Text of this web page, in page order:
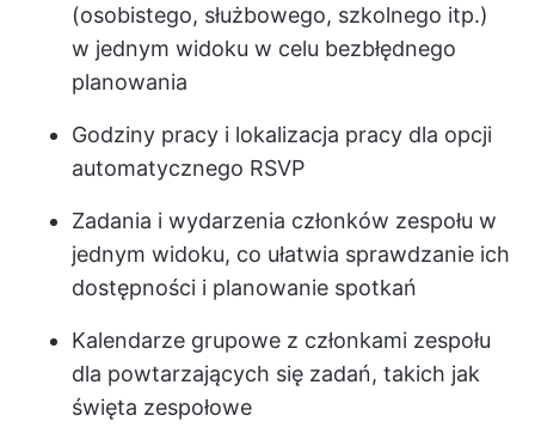
(osobistego, służbowego, szkolnego itp.)
w jednym widoku w celu bezbłędnego
planowania
Godziny pracy i lokalizacja pracy dla opcji
automatycznego RSVP
Zadania i wydarzenia członków zespołu w
jednym widoku, co ułatwia sprawdzanie ich
dostępności i planowanie spotkań
Kalendarze grupowe z członkami zespołu
dla powtarzających się zadań, takich jak
święta zespołowe